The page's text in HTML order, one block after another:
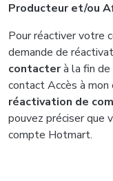
Producteur et/ou
Pour réactiver votre
demande de
contacterà la fin
contact Accès à
réactivation de
pouvez préciser que
compte Hotmart.